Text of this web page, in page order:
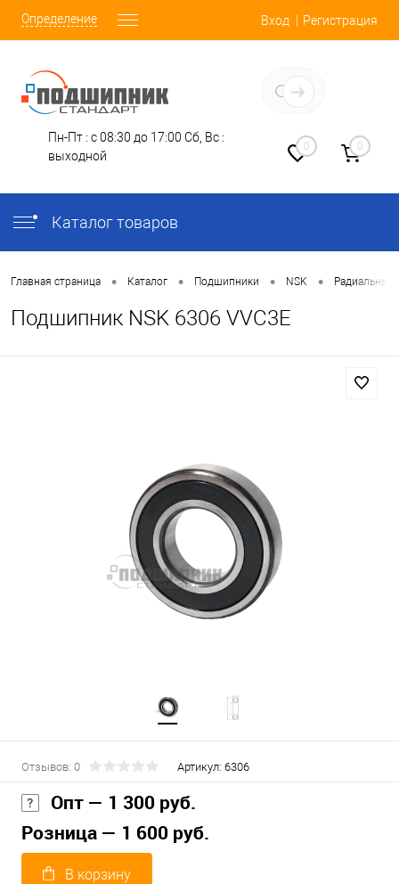
Определение Вход Регистрация
Пн-Пт : с 08:30 до 17:00 Сб, Вс :
выходной
0 0
Каталог товаров
Главная страница • Каталог • Подшипники • NSK •
Подшипник NSK 6306 VVC3E
Отзывов: 0 Артикул: 6306
Опт — 1 300 руб.
Розница — 1 600 руб.
В корзину